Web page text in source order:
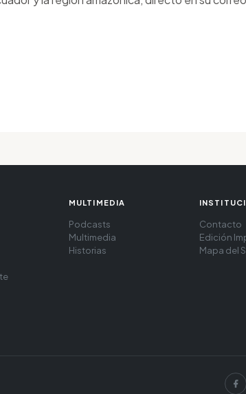
MULTIMEDIA
Podcasts
Multimedia
Historias
Contacto
Edición
Mapa del